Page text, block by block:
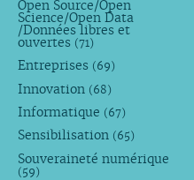
Open Source/Open
Science/Open Data
/Données libres et
ouvertes (71)
Entreprises (69)
Innovation (68)
Informatique (67)
Sensibilisation (65)
Souveraineté numérique
(59)